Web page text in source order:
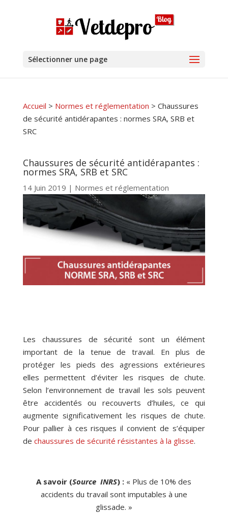
Sélectionner une page
Accueil > Normes et réglementation > Chaussures
de sécurité antidérapantes : normes SRA, SRB et
SRC
Chaussures de sécurité antidérapantes :
normes SRA, SRB et SRC
14 Juin 2019 | Normes et réglementation
Les chaussures de sécurité sont un élément
important de la tenue de travail. En plus de
protéger les pieds des agressions extérieures
elles permettent d’éviter les risques de chute.
Selon l’environnement de travail les sols peuvent
être accidentés ou recouverts d’huiles, ce qui
augmente significativement les risques de chute.
Pour pallier à ces risques il convient de s’équiper
de chaussures de sécurité résistantes à la glisse.
A savoir (Source INRS) : « Plus de 10% des
accidents du travail sont imputables à une
glissade. »